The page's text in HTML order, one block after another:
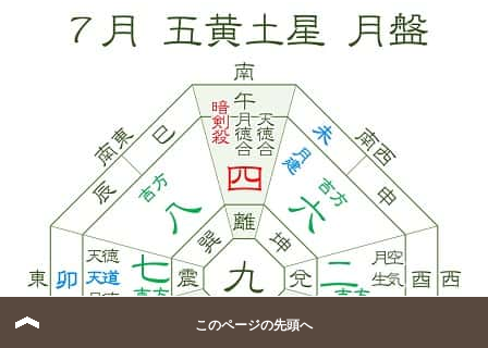
このページの先頭へ